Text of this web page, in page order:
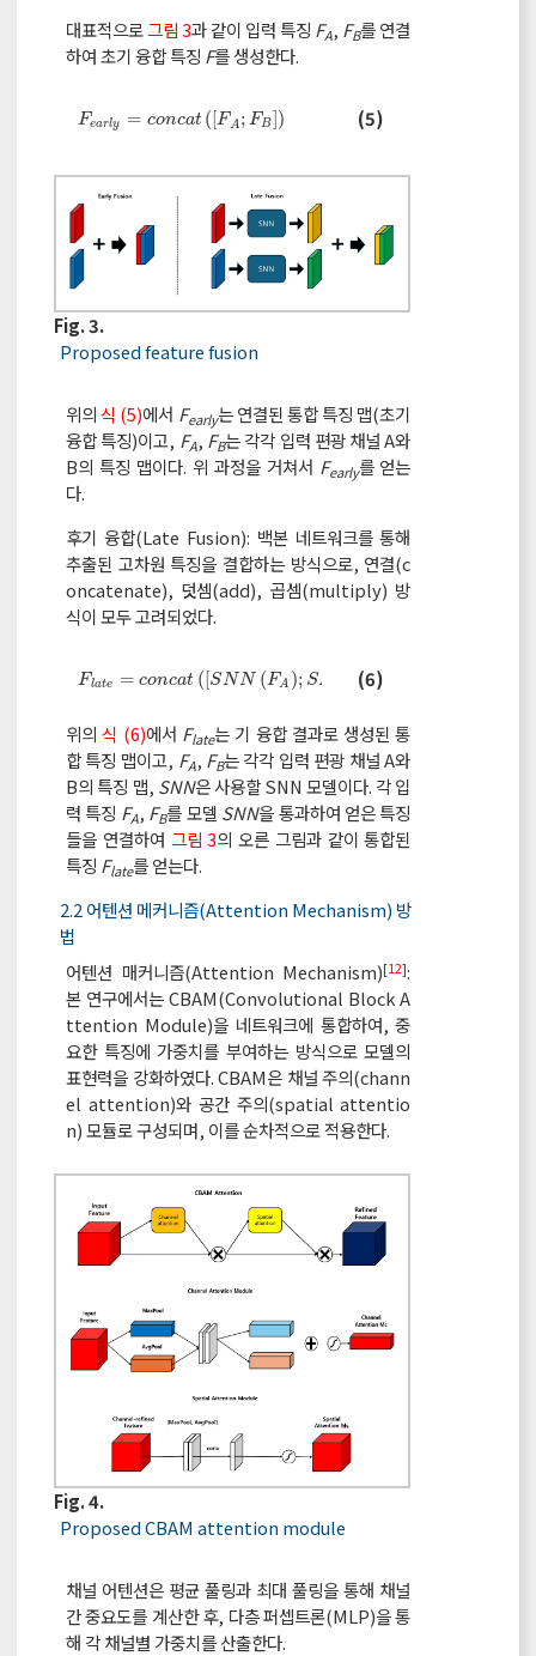
대표적으로그림 3과 같이 입력 특징 FA, FB를 연결
하여 초기 융합 특징 F를 생성한다.
Fearly = concat ([F A ; FB])
Fe ar ly=concatFA;FB (5)
Fig. 3.
Proposed feature fusion
위의식 (5)에서 Fearly는 연결된 통합 특징 맵(초기
융합 특징)이고, FA, FB는 각각 입력 편광 채널 A와
B의 특징 맵이다. 위 과정을 거쳐서 Fearly를 얻는
다.
후기 융합(Late Fusion): 백본 네트워크를 통해
추출된 고차원 특징을 결합하는 방식으로, 연결(c
oncatenate), 덧셈(add), 곱셈(multiply) 방
식이 모두 고려되었다.
Flate = concat ([S N N ( FA ); SN (F B
Flate=concatSNNFA;S FB
(6)
위의식 (6)에서 Flate는 기 융합 결과로 생성된 통
합 특징 맵이고, FA, FB는 각각 입력 편광 채널 A와
B의 특징 맵, SNN은 사용할 SNN 모델이다. 각 입
력 특징 FA, FB를 모델 SNN을 통과하여 얻은 특징
들을 연결하여 그림 3의 오른 그림과 같이 통합된
특징 Flate를 얻는다.
2.2 어텐션 메커니즘(Attention Mechanism) 방
법
어텐션 매커니즘(Attention Mechanism)[12]:
본 연구에서는 CBAM(Convolutional Block A
ttention Module)을 네트워크에 통합하여, 중
요한 특징에 가중치를 부여하는 방식으로 모델의
표현력을 강화하였다. CBAM은 채널 주의(chann
el attention)와 공간 주의(spatial attentio
n) 모듈로 구성되며, 이를 순차적으로 적용한다.
Fig. 4.
Proposed CBAM attention module
채널 어텐션은 평균 풀링과 최대 풀링을 통해 채널
간 중요도를 계산한 후, 다층 퍼셉트론(MLP)을 통
해 각 채널별 가중치를 산출한다.